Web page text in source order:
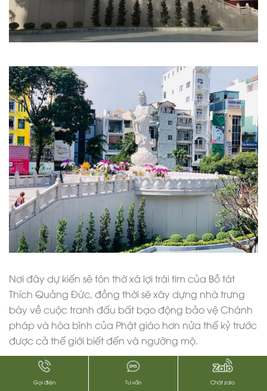
Nơi đây dự kiến sẽ tôn thờ xá lợi trái tim của Bồ tát
Thích Quảng Đức, đồng thời sẽ xây dựng nhà trưng
bày về cuộc tranh đấu bất bạo động bảo vệ Chánh
pháp và hòa bình của Phật giáo hơn nửa thế kỷ trước
được cả thế giới biết đến và ngưỡng mộ.
Gọi điện Tư vấn Chát zalo